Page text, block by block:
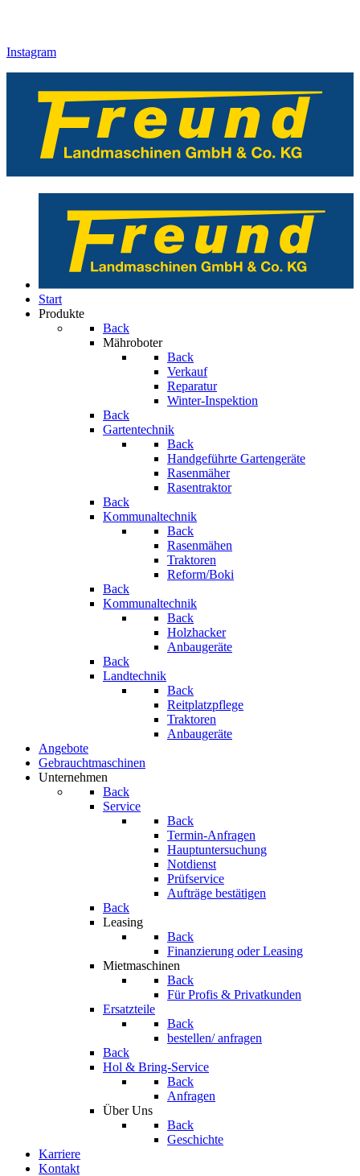
Instagram
Start
Produkte
Back
Mähroboter
Back
Verkauf
Reparatur
Winter-Inspektion
Back
Gartentechnik
Back
Handgeführte Gartengeräte
Rasenmäher
Rasentraktor
Back
Kommunaltechnik
Back
Rasenmähen
Traktoren
Reform/Boki
Back
Kommunaltechnik
Back
Holzhacker
Anbaugeräte
Back
Landtechnik
Back
Reitplatzpflege
Traktoren
Anbaugeräte
Angebote
Gebrauchtmaschinen
Unternehmen
Back
Service
Back
Termin-Anfragen
Hauptuntersuchung
Notdienst
Prüfservice
Aufträge bestätigen
Back
Leasing
Back
Finanzierung oder Leasing
Mietmaschinen
Back
Für Profis & Privatkunden
Ersatzteile
Back
bestellen/ anfragen
Back
Hol & Bring-Service
Back
Anfragen
Über Uns
Back
Geschichte
Karriere
Kontakt